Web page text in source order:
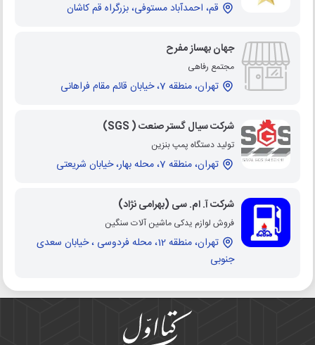
قم، احمدآباد مستوفی، بزرگراه قم کاشان
جهان بهساز مفرح
مجتمع رفاهی
تهران، منطقه 7، خیابان قائم مقام فراهانی
شرکت سیال گستر صنعت ( SGS)
تولید دستگاه پمپ بنزین
تهران، منطقه 7، محله بهار، خیابان شریعتی
شرکت آ. ام. سی (بهرامی نژاد)
فروش لوازم یدکی ماشین آلات سنگین
تهران، منطقه 12، محله فردوسی ، خیابان سعدی
جنوبی